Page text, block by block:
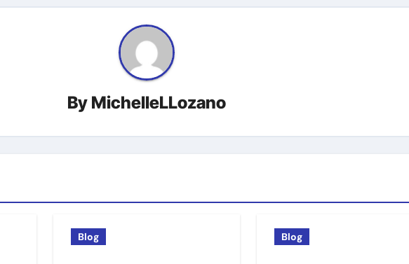
By MichelleLLozano
Blog Blog